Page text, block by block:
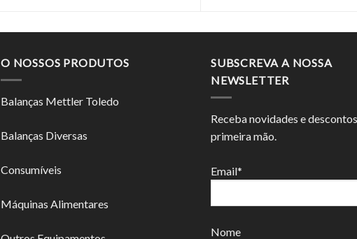
O NOSSOS PRODUTOS
Balanças Mettler Toledo
Balanças Diversas
Consumíveis
Máquinas Alimentares
SUBSCREVA A NOSSA
NEWSLETTER
Receba novidades e
primeira mão.
Email*
Nome